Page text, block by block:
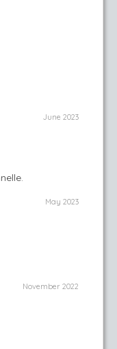
June 2023
May 2023
November 2022